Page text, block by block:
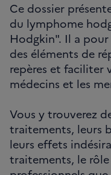
Ce dossier
du lymphome
Hodgkin". Il a
des éléments de
repères et faciliter
médecins et les
Vous y trouverez
traitements, leurs
leurs effets
traitements, le